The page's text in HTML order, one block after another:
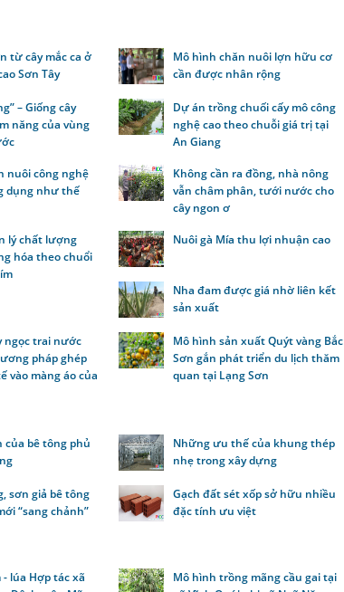
từ cây mắc ca ở
Sơn Tây
Mô hình chăn nuôi lợn hữu cơ
cần được nhân rộng
– Giống cây
năng của vùng
Dự án trồng chuối cấy mô công
nghệ cao theo chuỗi giá trị tại
An Giang
nuôi công nghệ
dụng như thế
Không cần ra đồng, nhà nông
vẫn châm phân, tưới nước cho
cây ngon ơ
lý chất lượng
hóa theo chuổi
Nuôi gà Mía thu lợi nhuận cao
Nha đam được giá nhờ liên kết
sản xuất
ngọc trai nước
pháp ghép
vào màng áo của
Mô hình sản xuất Quýt vàng Bắc
Sơn gắn phát triển du lịch thăm
quan tại Lạng Sơn
của bê tông phủ
Những ưu thế của khung thép
nhẹ trong xây dựng
sơn giả bê tông
“sang chảnh”
Gạch đất sét xốp sở hữu nhiều
đặc tính ưu việt
lúa Hợp tác xã
Mô hình trồng mãng cầu gai tại